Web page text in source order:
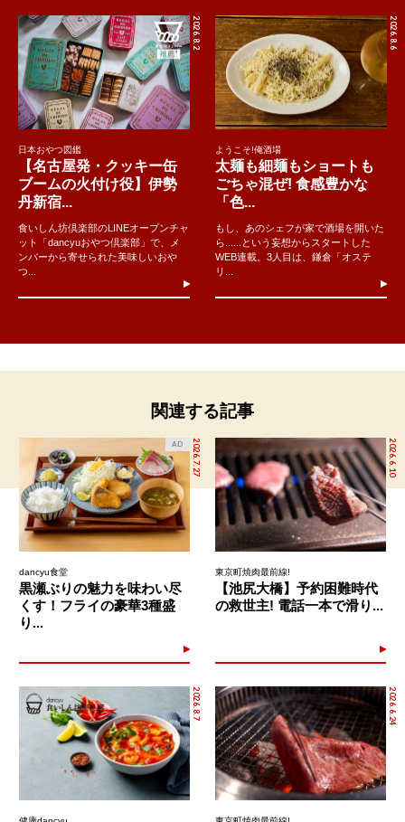
2026.8.2
日本おやつ図鑑
【名古屋発・クッキー缶
ブームの火付け役】伊勢
丹新宿...
食いしん坊倶楽部のLINEオープンチャ
ット「dancyuおやつ倶楽部」で、メ
ンバーから寄せられた美味しいおや
つ...
2026.8.6
ようこそ!俺酒場
太麺も細麺もショートも
ごちゃ混ぜ! 食感豊かな
「色...
もし、あのシェフが家で酒場を開いた
ら......という妄想からスタートした
WEB連載。3人目は、鎌倉「オステ
リ...
関連する記事
2026.7.27
AD
dancyu食堂
黒瀬ぶりの魅力を味わい尽
くす！フライの豪華3種盛
り...
2026.6.10
東京町焼肉最前線!
【池尻大橋】予約困難時代
の救世主! 電話一本で滑り...
2026.8.7 2026.6.24